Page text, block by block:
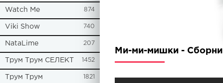
Watch Me 874
Viki Show 740
NataLime 207
Трум Трум СЕЛЕКТ 1452
Трум Трум 1821
Ми-ми-мишки -